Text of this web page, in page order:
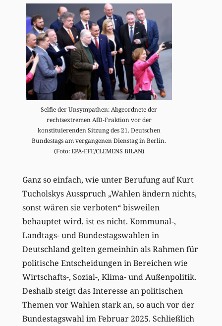
Selfie der Unsympathen: Abgeordnete der
rechtsextremen AfD-Fraktion vor der
konstituierenden Sitzung des 21. Deutschen
Bundestags am vergangenen Dienstag in Berlin.
(Foto: EPA-EFE/CLEMENS BILAN)
Ganz so einfach, wie unter Berufung auf Kurt
Tucholskys Ausspruch „Wahlen ändern nichts,
sonst wären sie verboten“ bisweilen
behauptet wird, ist es nicht. Kommunal-,
Landtags- und Bundestagswahlen in
Deutschland gelten gemeinhin als Rahmen für
politische Entscheidungen in Bereichen wie
Wirtschafts-, Sozial-, Klima- und Außenpolitik.
Deshalb steigt das Interesse an politischen
Themen vor Wahlen stark an, so auch vor der
Bundestagswahl im Februar 2025. Schließlich